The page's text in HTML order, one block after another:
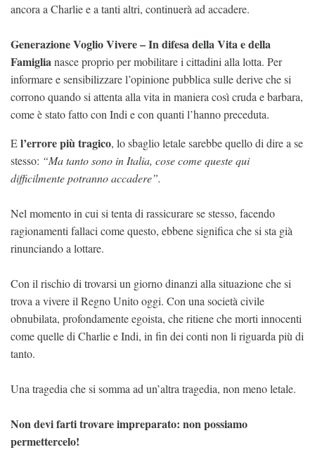
ancora a Charlie e a tanti altri, continuerà ad accadere.
Generazione Voglio Vivere – In difesa della Vita e della
Famiglianasce proprio per mobilitare i cittadini alla lotta. Per
informare e sensibilizzare l’opinione pubblica sulle derive che si
corrono quando si attenta alla vita in maniera così cruda e barbara,
come è stato fatto con Indi e con quanti l’hanno preceduta.
El’errore più tragico, lo sbaglio letale sarebbe quello di dire a se
stesso: “Ma tanto sono in Italia, cose come queste qui
difficilmente potranno accadere”.
Nel momento in cui si tenta di rassicurare se stesso, facendo
ragionamenti fallaci come questo, ebbene significa che si sta già
rinunciando a lottare.
Con il rischio di trovarsi un giorno dinanzi alla situazione che si
trova a vivere il Regno Unito oggi. Con una società civile
obnubilata, profondamente egoista, che ritiene che morti innocenti
come quelle di Charlie e Indi, in fin dei conti non li riguarda più di
tanto.
Una tragedia che si somma ad un’altra tragedia, non meno letale.
Non devi farti trovare impreparato: non possiamo
permettercelo!